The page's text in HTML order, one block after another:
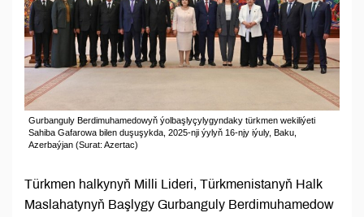
Gurbanguly Berdimuhamedowyň ýolbaşlyçylygyndaky türkmen wekiliýeti
Sahiba Gafarowa bilen duşuşykda, 2025-nji ýylyň 16-njy iýuly, Baku,
Azerbaýjan (Surat: Azertac)
Türkmen halkynyň Milli Lideri, Türkmenistanyň Halk
Maslahatynyň Başlygy Gurbanguly Berdimuhamedow